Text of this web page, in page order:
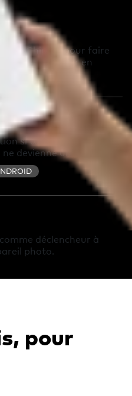
téléphone
ton Chipolo pour faire
et le retrouver en
portée
si tu as oublié quelque
devienne un problème.
déclencheur à
photo.
pour